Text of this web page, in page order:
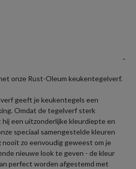
-
onze Rust-Oleum keukentegelverf.
geeft je keukentegels een
Omdat de tegelverf sterk
een uitzonderlijke kleurdiepte en
speciaal samengestelde kleuren
zo eenvoudig geweest om je
nieuwe look te geven - de kleur
perfect worden afgestemd met